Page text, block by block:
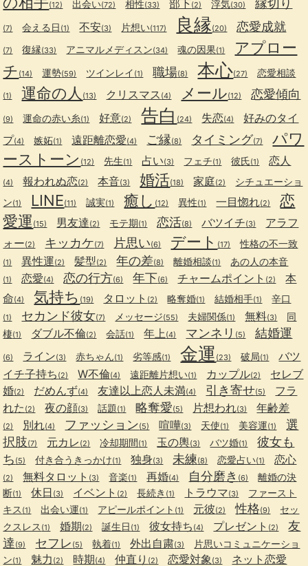
(12) 出会い(72) 相性(33) 部下(2) 浮気(30) 縁切り
(7) 会える日 (1) 不安(3) 片想い(117) 良縁(20) 恋愛成就
(7) 復縁(33) アニマルメディスン(34) 魂の因果(1)
アプロー
チ (14) 運勢(59) ツインレイ (1) 職場(8) 本心(27) 恋愛相談
(1) 運命の人 (13) クリスマス (4) メール(12) 恋愛傾向
(9) 運命の赤い糸(1) 好意(2) 告白 (24) 失恋(4)
好みのタイ
プ(4) 嫉妬(1) 遠距離恋愛(4) ご縁(8) タイミング(7)
パワ
ーストーン (12) 先生(1) 占い(3) フェチ(1) 彼氏(1) 恋人
(4) 報われぬ恋(2) 本音(3) 婚活(18) 家庭(2)
シチュエーショ
ン(1) LINE(11) 誠実(1) 癒し (12) 異性(1) 一目惚れ(2)
恋
愛運 (15) 男友達(2) モテ期(1) 恋活(8) バツイチ(3)
アラフ
ォー(2) キッカケ(7) 片思い(6) デート (17) 性格の不一致
(1) 異性運(2) 髪型(2) 年の差(8) 離婚相談(1) あの人の本音
(1) 恋愛(4) 恋の行方(6) 年下(6) チャームポイント (2)
本
命(4) 気持ち (19) タロット (2) 略奪婚(1) 結婚相手(1) 辛口
(1) セカンド彼女(7) メッセージ(55) 夫婦関係(1) 無料(3)
同
棲(1) ダブル不倫(2) 会話(1) 年上 (4) マンネリ (5) 結婚運
(6) ライン(3) 赤ちゃん(1) 劣等感(1) 金運 (23) 破局(1)
バツ
イチ子持ち (2) W不倫(4) 遠距離片想い(1) カップル(2)
セレブ
婚(2) だめんず(4) 友達以上恋人未満(4) 引き寄せ(5)
フラ
れた (2) 夜の顔(3) 話題(1) 略奪愛(5) 片想われ(3) 年齢差
(2) 別れ(4) ファッション(5) 喧嘩(3) 天使(1) 美容運(1)
選
択肢(7) 元カレ (2) 冷却期間(1) 玉の輿(3) バツ婚(1)
彼女も
ち (5) 付き合うきっかけ(1) 独身(3) 未練(8) 恋愛占い(1) 恋心
(2) 無料タロット (3) 音楽(1) 再婚(4) 自分磨き (6)
離婚の決
断(1) 休日 (3) イベント (2) 長続き (1) トラウマ(3)
ファースト
キス (1) 出会い運(1) アピールポイント (1) 元彼(2) 性格(9)
セッ
クスレス (1) 婚期(2) 誕生日 (1) 彼女持ち (4) プレゼント (2)
友
達 (9) セフレ (5) 執着(1) 外出自粛(3)
片思いコミュニケーショ
ン(1) 魅力 (2) 時期(4) 仲直り (2) 恋愛対象 (3) ネット恋愛